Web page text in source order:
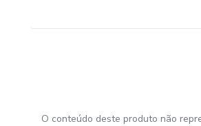
O conteúdo deste produto não